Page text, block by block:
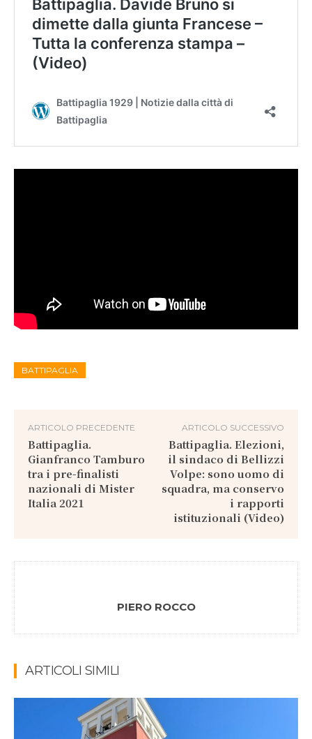
BATTIPAGLIA
ARTICOLO PRECEDENTE
Battipaglia.
Gianfranco Tamburo
tra i pre-finalisti
nazionali di Mister
Italia 2021
ARTICOLO SUCCESSIVO
Battipaglia. Elezioni,
il sindaco di Bellizzi
Volpe: sono uomo di
squadra, ma conservo
i rapporti
istituzionali (Video)
PIERO ROCCO
ARTICOLI SIMILI